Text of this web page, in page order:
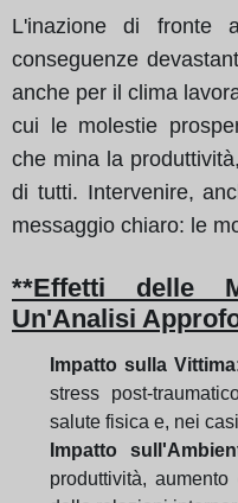
L'inazione di fronte
conseguenze
anche per il clima
cui le molestie
che mina la
di tutti. Intervenire,
messaggio chiaro: le
**Effetti delle
Un'Analisi
Impatto sulla
stress post-
salute fisica e, nei
Impatto
produttività,